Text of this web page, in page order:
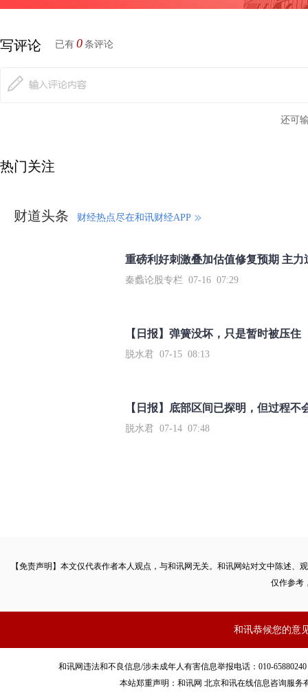
写评论 已有 0 条评论
还可
热门关注
财道头条 财经热点尽在和讯财经APP
秦蠡论股专栏 07-16 07:29
【日报】弹簧没坏，只是暂时被压住
脱水君 07-15 08:13
【日报】底部区间已探明，但过程不
脱水君 07-14 07:48
【免责声明】本文仅代表作者本人观点，与和讯网无关。和讯网站对文中陈述
仅作参考
和讯恭候您的意
和讯网违法和不良信息/涉未成年人有害信息举报电话：010-
本站郑重声明：和讯网 北京和讯在线信息咨询服